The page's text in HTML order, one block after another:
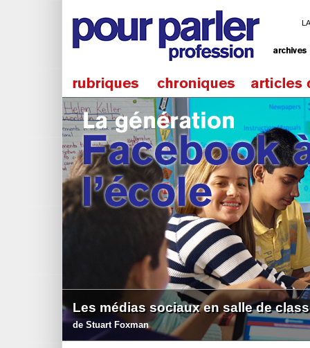
Les médias sociaux en salle de
de Stuart Foxman